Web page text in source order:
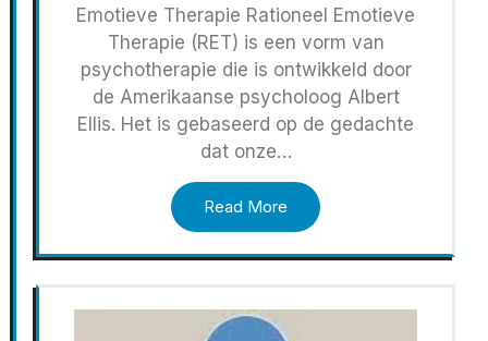
Emotieve Therapie Rationeel Emotieve
Therapie (RET) is een vorm van
psychotherapie die is ontwikkeld door
de Amerikaanse psycholoog Albert
Ellis. Het is gebaseerd op de gedachte
dat onze…
Read More